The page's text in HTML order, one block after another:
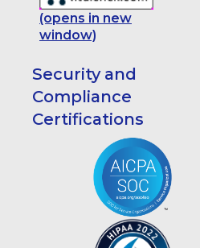
(opens in new
window)
Security and
Compliance
Certifications